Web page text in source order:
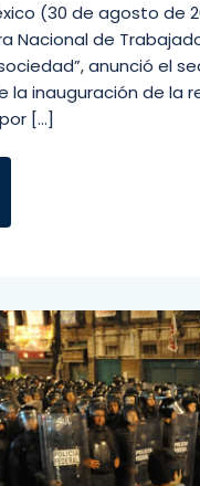
(30 de agosto de
Nacional de
anunció el
la inauguración de la
[…]